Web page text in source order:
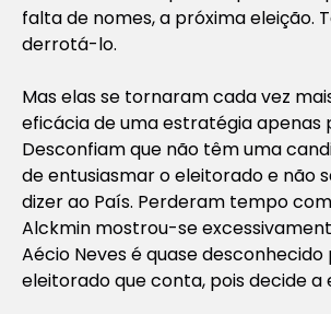
falta de nomes, a próxima eleição.
derrotá-lo.
Mas elas se tornaram cada vez
eficácia de uma estratégia apenas
Desconfiam que não têm uma
de entusiasmar o eleitorado e não
dizer ao País. Perderam tempo
Alckmin mostrou-se
Aécio Neves é quase
eleitorado que conta, pois decide a